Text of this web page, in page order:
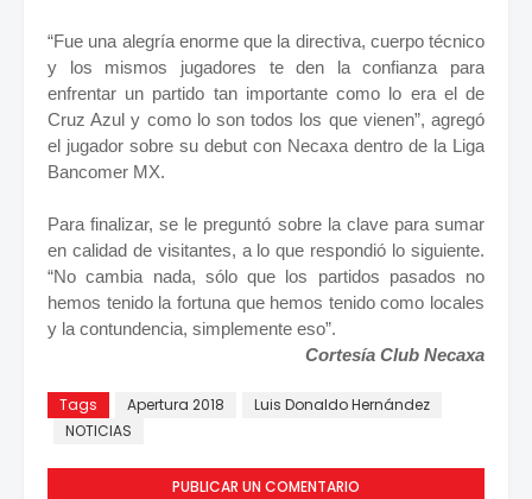
“Fue una alegría enorme que la directiva, cuerpo técnico
y los mismos jugadores te den la confianza para
enfrentar un partido tan importante como lo era el de
Cruz Azul y como lo son todos los que vienen”, agregó
el jugador sobre su debut con Necaxa dentro de la Liga
Bancomer MX.
Para finalizar, se le preguntó sobre la clave para sumar
en calidad de visitantes, a lo que respondió lo siguiente.
“No cambia nada, sólo que los partidos pasados no
hemos tenido la fortuna que hemos tenido como locales
y la contundencia, simplemente eso”.
Cortesía Club Necaxa
Tags Apertura 2018
Luis Donaldo Hernández
NOTICIAS
PUBLICAR UN COMENTARIO